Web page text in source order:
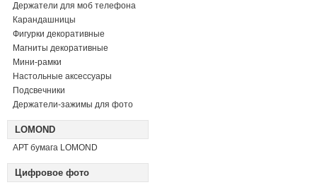
Держатели для моб телефона
Карандашницы
Фигурки декоративные
Магниты декоративные
Мини-рамки
Настольные аксессуары
Подсвечники
Держатели-зажимы для фото
LOMOND
АРТ бумага LOMOND
Цифровое фото